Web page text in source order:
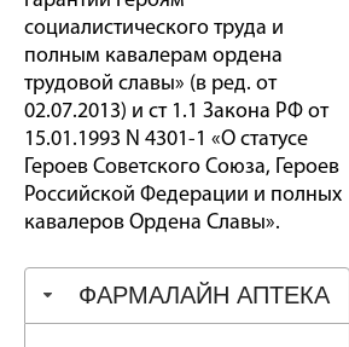
социалистического труда и
полным кавалерам ордена
трудовой славы» (в ред. от
02.07.2013) и ст 1.1 Закона РФ от
15.01.1993 N 4301-1 «О статусе
Героев Советского Союза, Героев
Российской Федерации и полных
кавалеров Ордена Славы».
ФАРМАЛАЙН АПТЕКА